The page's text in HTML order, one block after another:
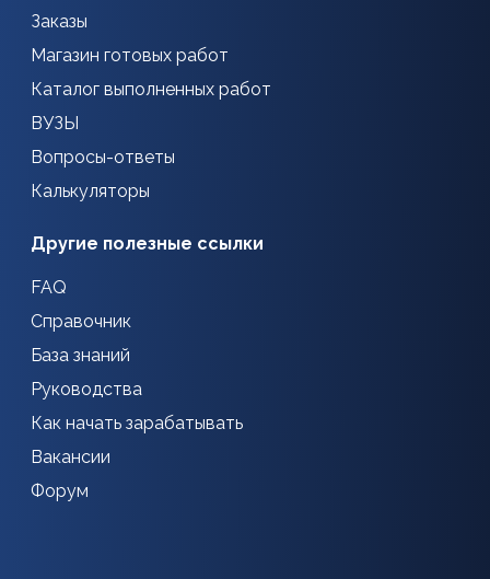
Заказы
Магазин готовых работ
Каталог выполненных работ
ВУЗЫ
Вопросы-ответы
Калькуляторы
Другие полезные ссылки
FAQ
Справочник
База знаний
Руководства
Как начать зарабатывать
Вакансии
Форум